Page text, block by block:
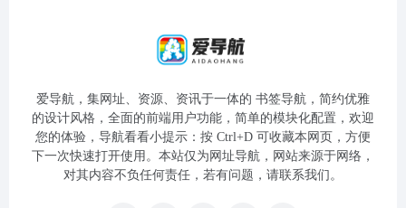
爱导航，集网址、资源、资讯于一体的 书签导航，简约优雅
的设计风格，全面的前端用户功能，简单的模块化配置，欢迎
您的体验，导航看看小提示：按 Ctrl+D 可收藏本网页，方便
下一次快速打开使用。本站仅为网址导航，网站来源于网络，
对其内容不负任何责任，若有问题，请联系我们。